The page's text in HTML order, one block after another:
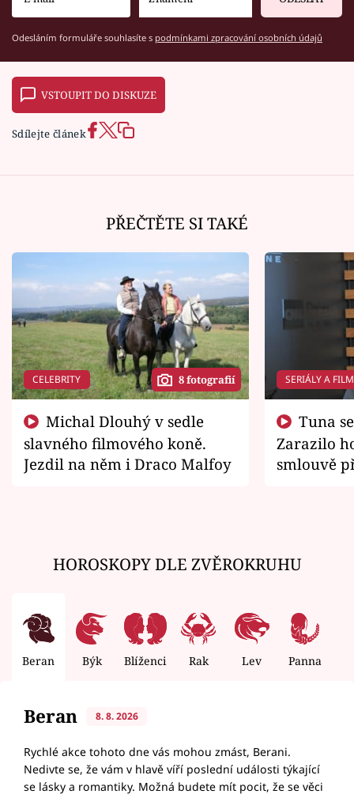
Odesláním formuláře souhlasíte s podmínkami zpracování osobních údajů
VSTOUPIT DO DISKUZE
Sdílejte článek
PŘEČTĚTE SI TAKÉ
CELEBRITY 8 fotografií
slavného filmového koně.
Jezdil na něm i Draco Malfoy
SERIÁLY A
Zarazilo
smlouvě
HOROSKOPY DLE ZVĚROKRUHU
Beran Býk Blíženci Rak Lev Panna
Beran 8. 8. 2026
Rychlé akce tohoto dne vás mohou zmást, Berani.
Nedivte se, že vám v hlavě víří poslední události týkající
se lásky a romantiky. Možná budete mít pocit, že se věci